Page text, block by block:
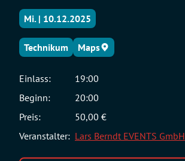
Mi. | 10.12.2025
Technikum Maps
Einlass:
19:00
Beginn:
20:00
Preis:
50,00 €
Veranstalter: Lars Berndt EVENTS GmbH